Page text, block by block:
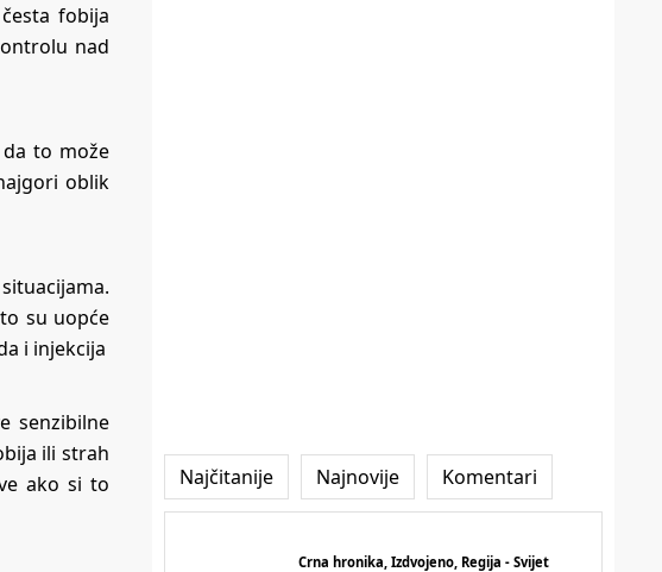
fobija
nad
to može
oblik
su uopće
i injekcija
senzibilne
ili strah
ako si to
Najčitanije Najnovije Komentari